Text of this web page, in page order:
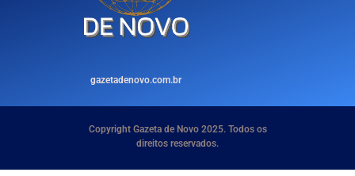
gazetadenovo.com.br
Copyright Gazeta de Novo 2025. Todos os
direitos reservados.